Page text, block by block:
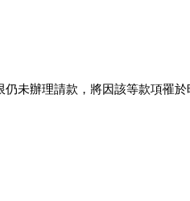
未辦理請款，將因該等款項罹